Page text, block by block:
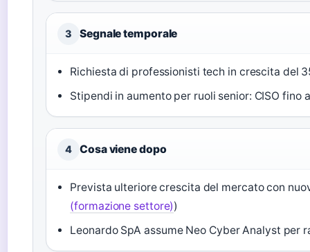
3 Segnale temporale
Richiesta di professionisti tech in crescita del
Stipendi in aumento per ruoli senior: CISO fino
4 Cosa viene dopo
Prevista ulteriore crescita del mercato con
(formazione settore))
Leonardo SpA assume Neo Cyber Analyst per